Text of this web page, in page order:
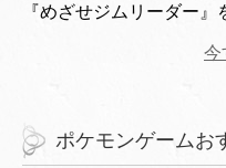
『めざせジムリーダー』
今
ポケモンゲームお